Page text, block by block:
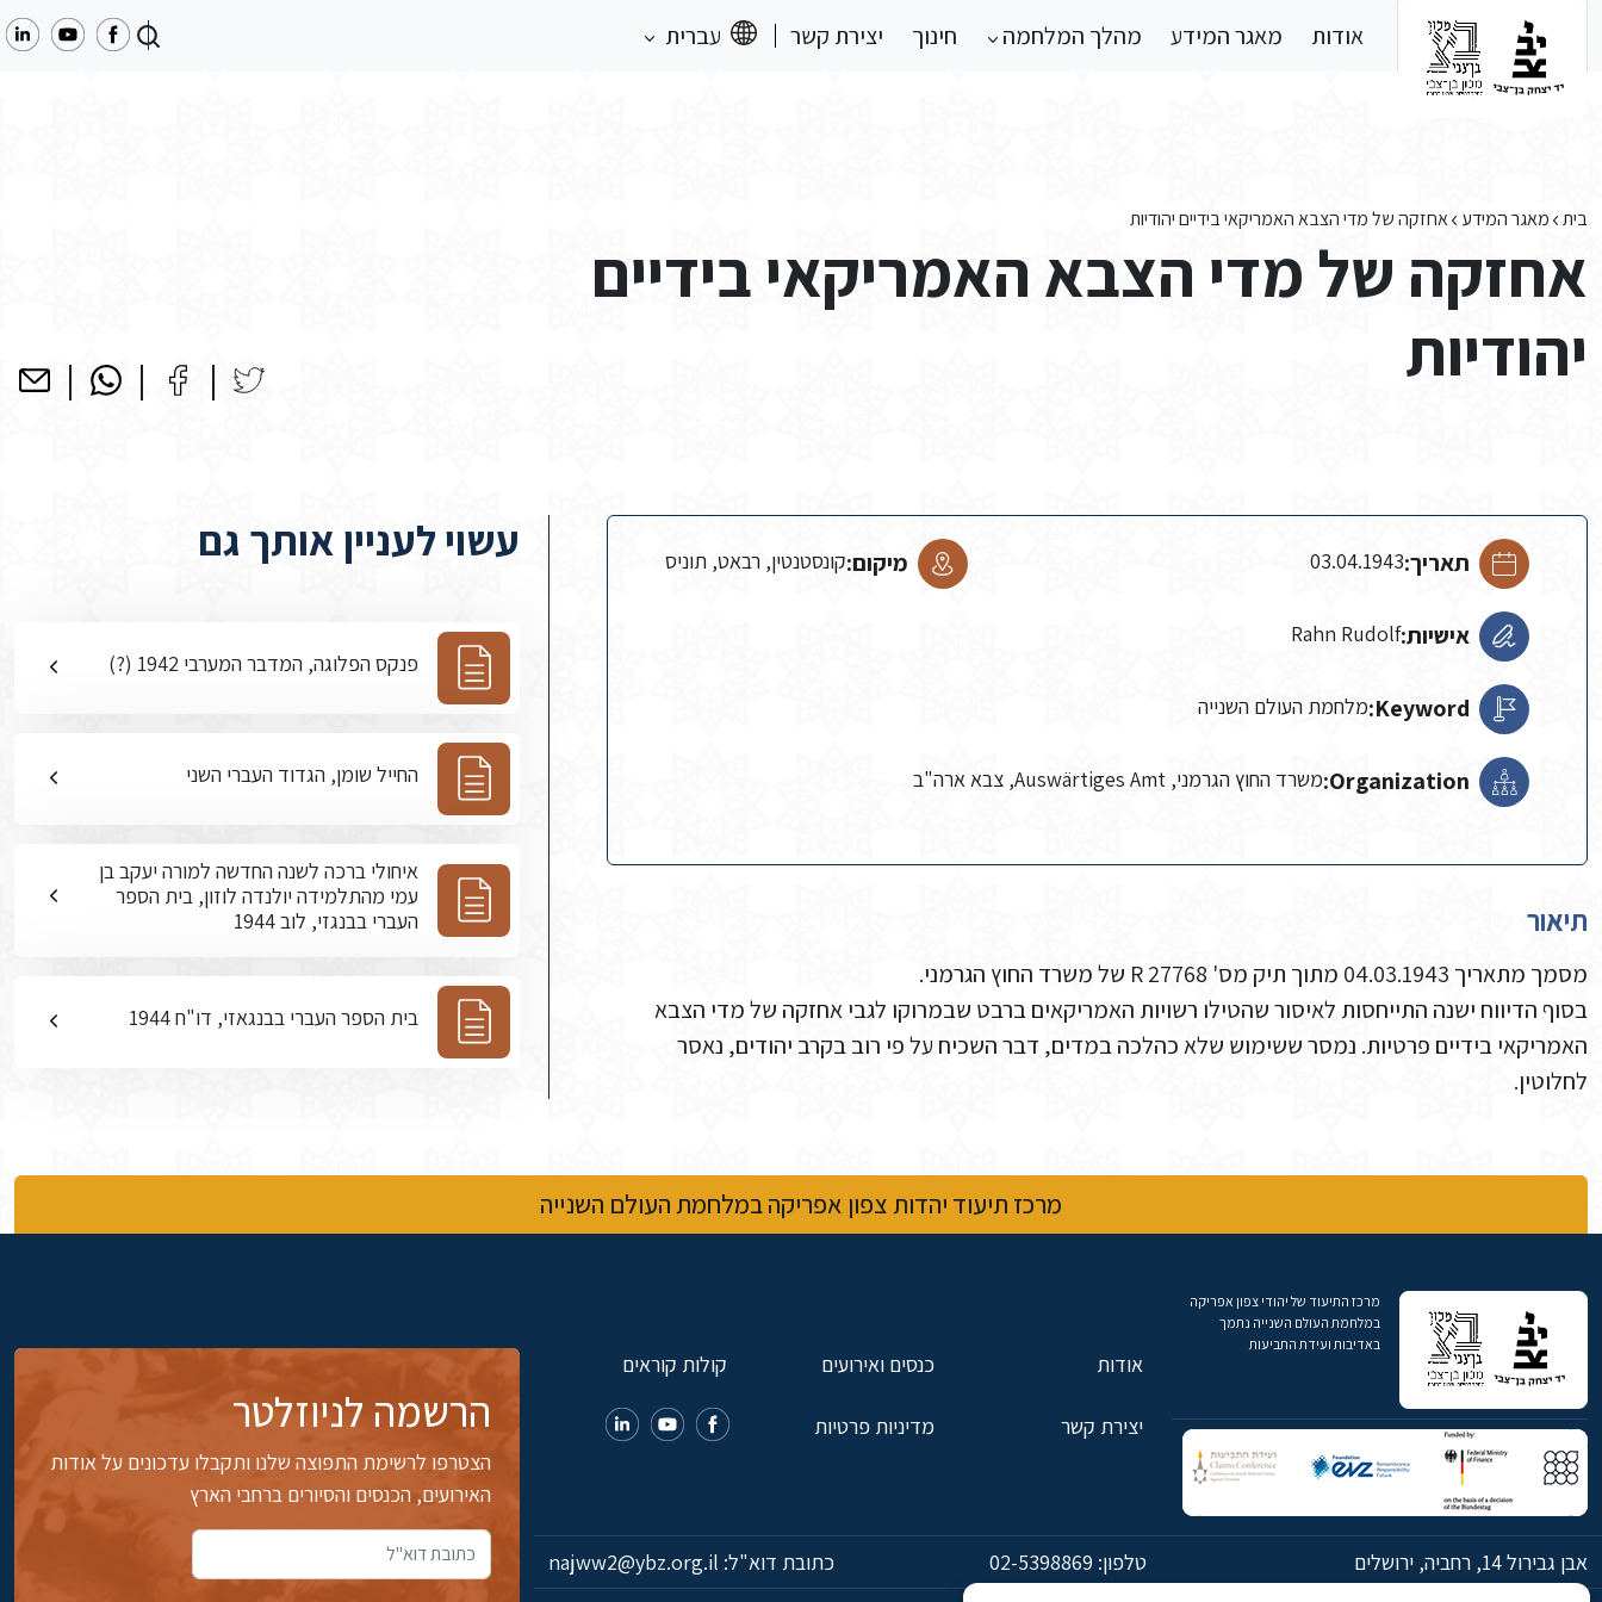
אודות מאגר המידע מהלך המלחמה חינוך יצירת קשר עברית
בית מאגר המידע אחזקה של מדי הצבא האמריקאי בידיים יהודיות
אחזקה של מדי הצבא האמריקאי בידיים
יהודיות
תאריך:03.04.1943 מיקום:קונסטנטין, רבאט, תוניס
אישיות:Rahn Rudolf
Keyword: מלחמת העולם השנייה
Organization: משרד החוץ הגרמני, Auswärtiges Amt, צבא ארה"ב
תיאור
מסמך מתאריך 04.03.1943 מתוך תיק מס' R 27768 של משרד החוץ הגרמני.
בסוף הדיווח ישנה התייחסות לאיסור שהטילו רשויות האמריקאים ברבט שבמרוקו לגבי אחזקה של מדי הצבא
האמריקאי בידיים פרטיות. נמסר ששימוש שלא כהלכה במדים, דבר השכיח על פי רוב בקרב יהודים, נאסר
לחלוטין.
עשוי לעניין אותך גם
פנקס הפלוגה, המדבר המערבי 1942 (?)
החייל שומן, הגדוד העברי השני
איחולי ברכה לשנה החדשה למורה יעקב בן
עמי מהתלמידה יולנדה לוזון, בית הספר
העברי בבנגזי, לוב 1944
בית הספר העברי בבנגאזי, דו"ח 1944
מרכז תיעוד יהדות צפון אפריקה במלחמת העולם השנייה
מרכז התיעוד של יהודי צפון אפריקה
במלחמת העולם השנייה נתמך
באדיבות ועידת התביעות
אודות כנסים ואירועים קולות קוראים
יצירת קשר מדיניות פרטיות
אבן גבירול 14, רחביה, ירושלים טלפון: 02-5398869 כתובת דוא"ל: najww2@ybz.org.il
הרשמה לניוזלטר
הצטרפו לרשימת התפוצה שלנו ותקבלו עדכונים על אודות
האירועים, הכנסים והסיורים ברחבי הארץ